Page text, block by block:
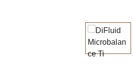
Bildergalerie überspringen